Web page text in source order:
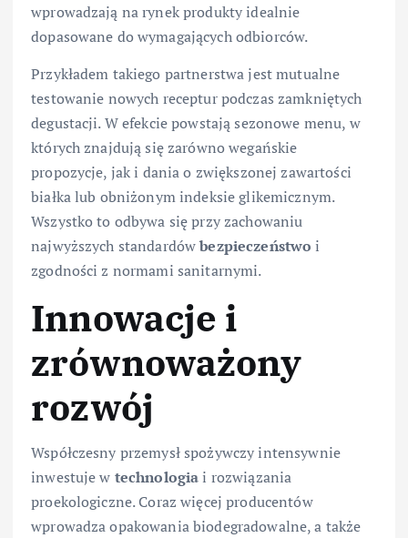
wprowadzają na rynek produkty idealnie
dopasowane do wymagających odbiorców.
Przykładem takiego partnerstwa jest mutualne
testowanie nowych receptur podczas zamkniętych
degustacji. W efekcie powstają sezonowe menu, w
których znajdują się zarówno wegańskie
propozycje, jak i dania o zwiększonej zawartości
białka lub obniżonym indeksie glikemicznym.
Wszystko to odbywa się przy zachowaniu
najwyższych standardówbezpieczeństwo i
zgodności z normami sanitarnymi.
Innowacje i
zrównoważony
rozwój
Współczesny przemysł spożywczy intensywnie
inwestuje w technologiai rozwiązania
proekologiczne. Coraz więcej producentów
wprowadza opakowania biodegradowalne, a także